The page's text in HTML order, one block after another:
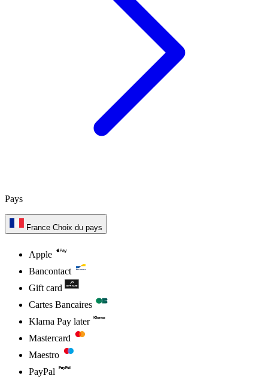
Pays
France Choix du pays
Apple
Bancontact
Gift card
Cartes Bancaires
Klarna Pay later
Mastercard
Maestro
PayPal